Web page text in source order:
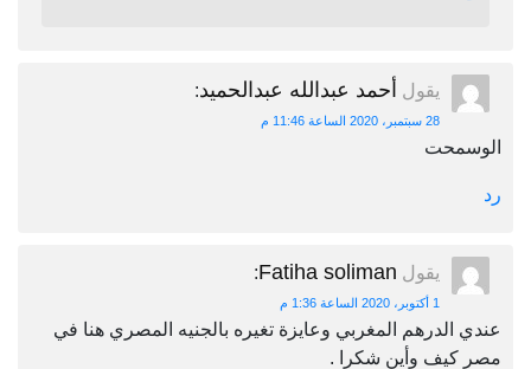
يقول أحمد عبدالله عبدالحميد:
28 سبتمبر، 2020 الساعة 11:46 م
الوسمحت
رد
يقول Fatiha soliman
:
1 أكتوبر، 2020 الساعة 1:36 م
عندي الدرهم المغربي وعايزة تغيره بالجنيه المصري هنا في
مصر كيف وأين شكرا .